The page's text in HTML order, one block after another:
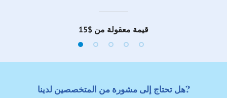
قيمة معقولة من $15
هل تحتاج إلى مشورة من المتخصصين لدينا?